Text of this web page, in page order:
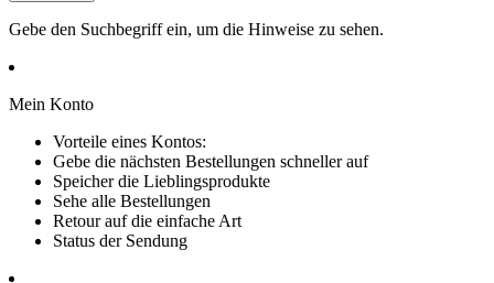
Gebe den Suchbegriff ein, um die Hinweise zu sehen.
Mein Konto
Vorteile eines Kontos:
Gebe die nächsten Bestellungen schneller auf
Speicher die Lieblingsprodukte
Sehe alle Bestellungen
Retour auf die einfache Art
Status der Sendung